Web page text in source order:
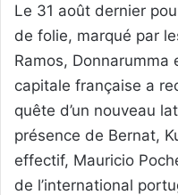
Le 31 août dernier
de folie, marqué par
Ramos,
capitale française a
quête d’un nouveau
présence de Bernat,
effectif, Mauricio
de l’international